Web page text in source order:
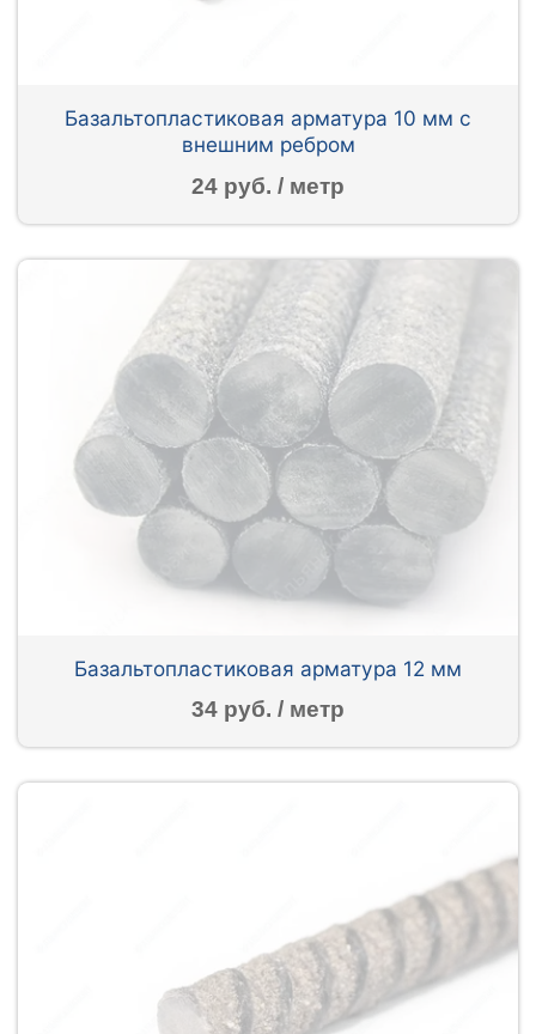
Базальтопластиковая арматура 10 мм с
внешним ребром
24 руб. / метр
Базальтопластиковая арматура 12 мм
34 руб. / метр